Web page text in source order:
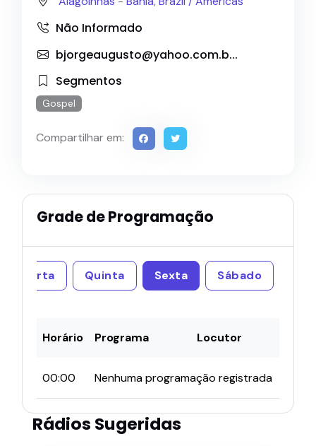
Não Informado
bjorgeaugusto@yahoo.com.b...
Segmentos
Gospel
Compartilhar em:
Grade de Programação
Quarta Quinta Sexta Sábado
Horário Programa Locutor
00:00 Nenhuma programação registrada
Rádios Sugeridas